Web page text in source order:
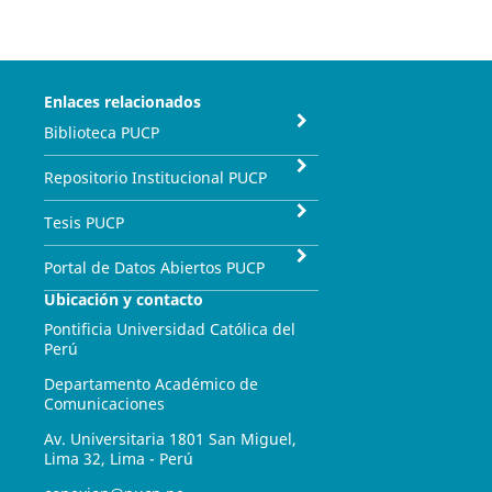
Enlaces relacionados
Biblioteca PUCP
Repositorio Institucional PUCP
Tesis PUCP
Portal de Datos Abiertos PUCP
Ubicación y contacto
Pontificia Universidad Católica del
Perú
Departamento Académico de
Comunicaciones
Av. Universitaria 1801 San Miguel,
Lima 32, Lima - Perú